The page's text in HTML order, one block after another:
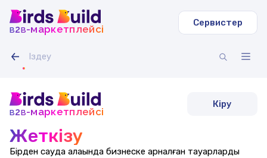
b2b-маркетплейсі
Сервистер
b2b-маркетплейсі
Кіру
Жеткізу
Бірден сауда алаңында бизнеске арналған тауарларды